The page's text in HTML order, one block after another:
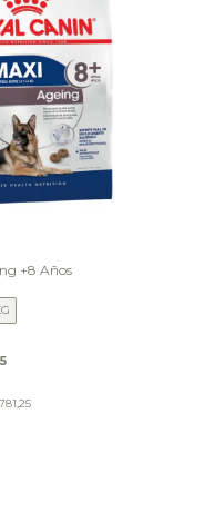
+8 Años